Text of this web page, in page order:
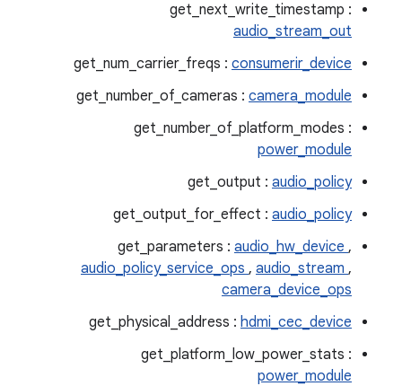
get_next_write_timestamp :
audio_stream_out
get_num_carrier_freqs : consumerir_device
get_number_of_cameras : camera_module
get_number_of_platform_modes :
power_module
get_output : audio_policy
get_output_for_effect : audio_policy
get_parameters : audio_hw_device ,
audio_policy_service_ops , audio_stream ,
camera_device_ops
get_physical_address : hdmi_cec_device
get_platform_low_power_stats :
power_module